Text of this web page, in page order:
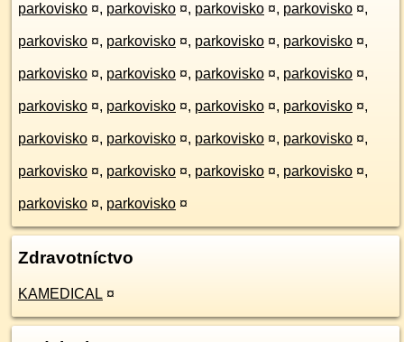
parkovisko ¤, parkovisko ¤, parkovisko ¤, parkovisko ¤,
parkovisko ¤, parkovisko ¤, parkovisko ¤, parkovisko ¤,
parkovisko ¤, parkovisko ¤, parkovisko ¤, parkovisko ¤,
parkovisko ¤, parkovisko ¤, parkovisko ¤, parkovisko ¤,
parkovisko ¤, parkovisko ¤, parkovisko ¤, parkovisko ¤,
parkovisko ¤, parkovisko ¤, parkovisko ¤, parkovisko ¤,
parkovisko ¤, parkovisko ¤
Zdravotníctvo
KAMEDICAL ¤